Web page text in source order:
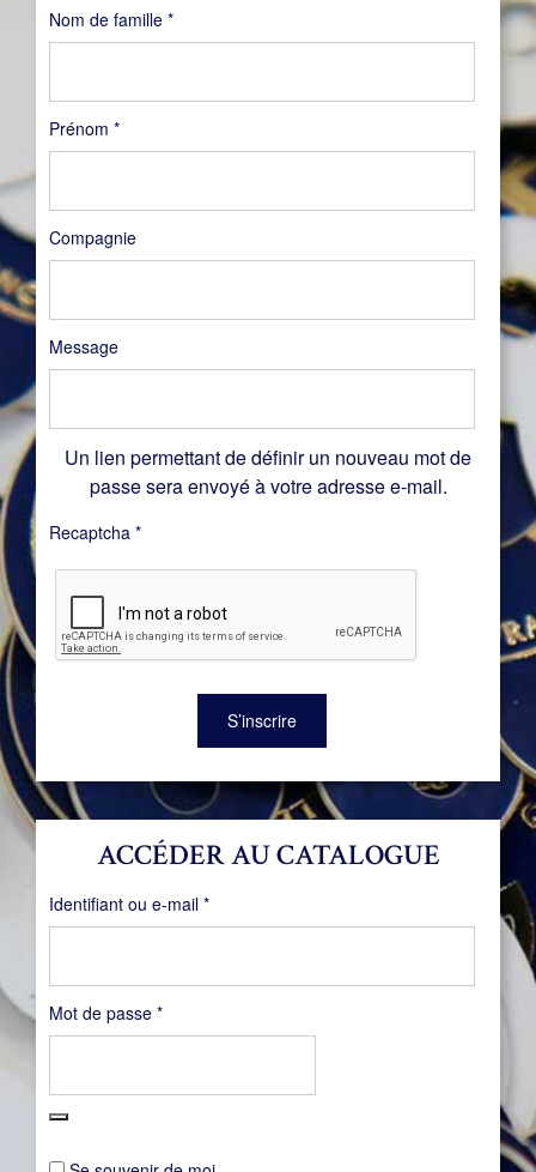
ACCÉDER AU CATALOGUE
Identifiant ou e-mail *Obligatoire
Mot de passe *Obligatoire
Nom de famille *
Prénom *
Compagnie
Message
Un lien permettant de définir un nouveau mot de
passe sera envoyé à votre adresse e-mail.
Recaptcha *
S’inscrire